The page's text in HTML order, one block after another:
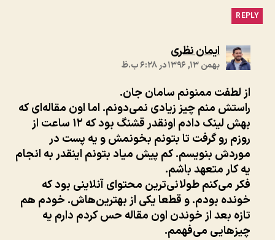
REPLY
ایمان نظری
بهمن ۱۳, ۱۳۹۶ در ۶:۲۸ ب.ظ
از لطفت ممنونم سامان جان.
راستش منم چیز زیادی نمی‌دونم. اما اون مقاله‌ای که
بهش لینک دادم اونقدر قشنگ بود که ۱۲ ساعت از
روزم رو گرفت تا بتونم بخونمش و یه پست در
موردش بنویسم. کم پیش میاد بتونم اینقدر به انجام
یه کار متعهد باشم.
فکر می‌کنم طولانی‌ترین محتوای آنلاینی بود که
خونده بودم. و قطعا یکی از بهترین‌هاش. خودم هم
تازه بعد از خوندن اون مقاله حس کردم دارم یه
چیزهایی می‌فهمم.